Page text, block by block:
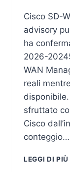
Cisco SD-
advisory
ha
2026-
WAN
reali
sfruttato
Cisco
conteggio…
LEGGI DI PIÙ